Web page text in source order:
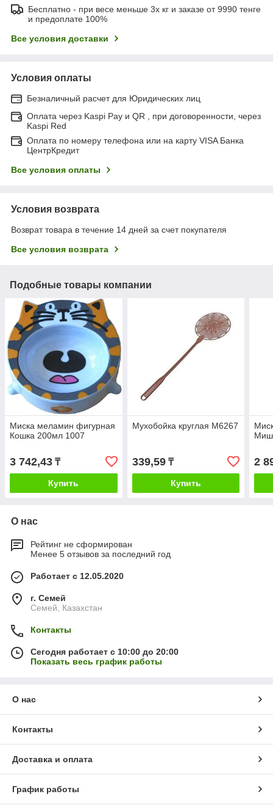
Бесплатно - при весе меньше 3х кг и заказе от 9990 тенге
и предоплате 100%
Все условия доставки
Условия оплаты
Безналичный расчет для Юридических лиц
Оплата через Kaspi Pay и QR , при договоренности, через
Kaspi Red
Оплата по номеру телефона или на карту VISA Банка
ЦентрКредит
Все условия оплаты
Условия возврата
Возврат товара в течение 14 дней за счет покупателя
Все условия возврата
Подобные товары компании
Миска меламин фигурная
Кошка 200мл 1007
3 742,43 ₸
Купить
Мухобойка круглая М6267
339,59₸
Купить
2
О нас
Рейтинг не сформирован
Менее 5 отзывов за последний год
Работает с 12.05.2020
г. Семей
Семей, Казахстан
Контакты
Сегодня работает с 10:00 до 20:00
Показать весь график работы
О нас
Контакты
Доставка и оплата
График работы